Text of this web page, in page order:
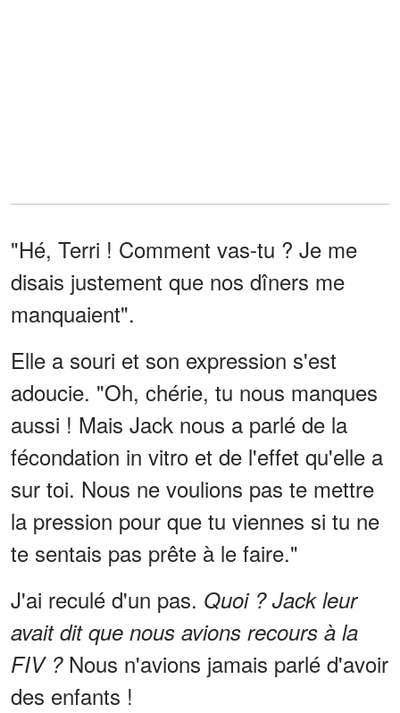
"Hé, Terri ! Comment vas-tu ? Je me
disais justement que nos dîners me
manquaient".
Elle a souri et son expression s'est
adoucie. "Oh, chérie, tu nous manques
aussi ! Mais Jack nous a parlé de la
fécondation in vitro et de l'effet qu'elle a
sur toi. Nous ne voulions pas te mettre
la pression pour que tu viennes si tu ne
te sentais pas prête à le faire."
J'ai reculé d'un pas. Quoi ? Jack leur
avait dit que nous avions recours à la
FIV ?Nous n'avions jamais parlé d'avoir
des enfants !